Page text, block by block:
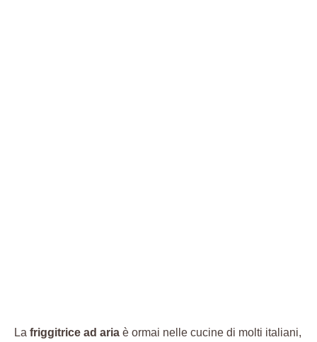
La friggitrice ad aria è ormai nelle cucine di molti italiani,